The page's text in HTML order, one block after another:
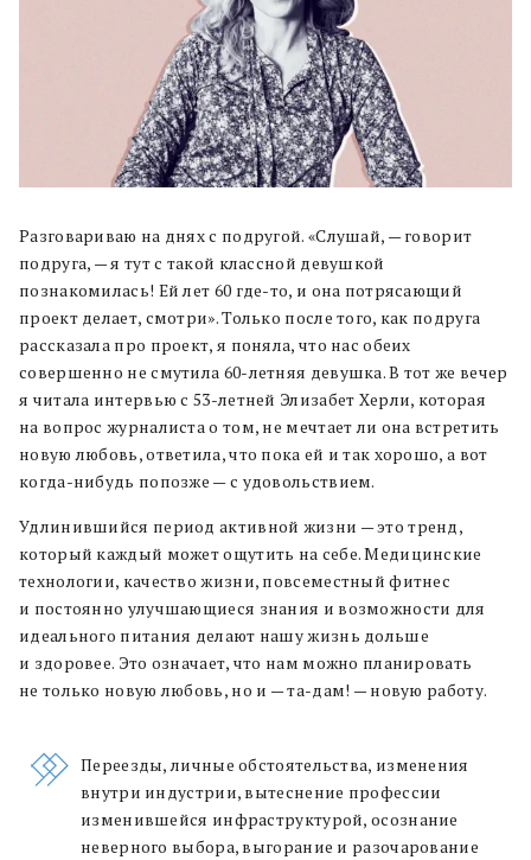
Разговариваю на днях с подругой. «Слушай, — говорит
подруга, — я тут с такой классной девушкой
познакомилась! Ей лет 60 где-то, и она потрясающий
проект делает, смотри». Только после того, как подруга
рассказала про проект, я поняла, что нас обеих
совершенно не смутила 60-летняя девушка. В тот же вечер
я читала интервью с 53-летней Элизабет Херли, которая
на вопрос журналиста о том, не мечтает ли она встретить
новую любовь, ответила, что пока ей и так хорошо, а вот
когда-нибудь попозже — с удовольствием.
Удлинившийся период активной жизни — это тренд,
который каждый может ощутить на себе. Медицинские
технологии, качество жизни, повсеместный фитнес
и постоянно улучшающиеся знания и возможности для
идеального питания делают нашу жизнь дольше
и здоровее. Это означает, что нам можно планировать
не только новую любовь, но и — та-дам! — новую работу.
Переезды, личные обстоятельства, изменения
внутри индустрии, вытеснение профессии
изменившейся инфраструктурой, осознание
неверного выбора, выгорание и разочарование